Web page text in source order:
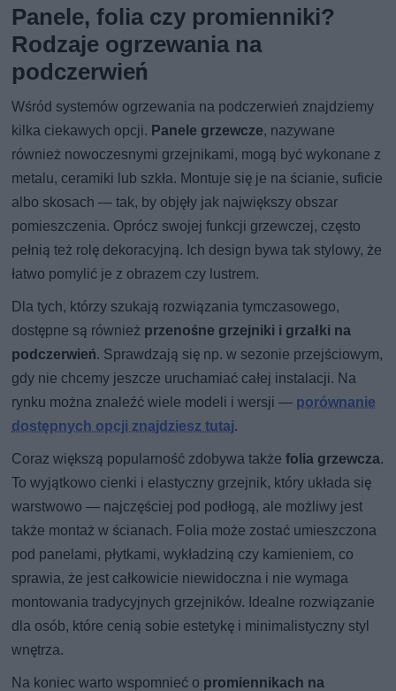
Panele, folia czy promienniki?
Rodzaje ogrzewania na
podczerwień
Wśród systemów ogrzewania na podczerwień znajdziemy
kilka ciekawych opcji. Panele grzewcze, nazywane
również nowoczesnymi grzejnikami, mogą być wykonane z
metalu, ceramiki lub szkła. Montuje się je na ścianie, suficie
albo skosach — tak, by objęły jak największy obszar
pomieszczenia. Oprócz swojej funkcji grzewczej, często
pełnią też rolę dekoracyjną. Ich design bywa tak stylowy, że
łatwo pomylić je z obrazem czy lustrem.
Dla tych, którzy szukają rozwiązania tymczasowego,
dostępne są również przenośne grzejniki i grzałki na
podczerwień. Sprawdzają się np. w sezonie przejściowym,
gdy nie chcemy jeszcze uruchamiać całej instalacji. Na
rynku można znaleźć wiele modeli i wersji — porównanie
dostępnych opcji znajdziesz tutaj.
Coraz większą popularność zdobywa takżefolia grzewcza.
To wyjątkowo cienki i elastyczny grzejnik, który układa się
warstwowo — najczęściej pod podłogą, ale możliwy jest
także montaż w ścianach. Folia może zostać umieszczona
pod panelami, płytkami, wykładziną czy kamieniem, co
sprawia, że jest całkowicie niewidoczna i nie wymaga
montowania tradycyjnych grzejników. Idealne rozwiązanie
dla osób, które cenią sobie estetykę i minimalistyczny styl
wnętrza.
Na koniec warto wspomnieć o promiennikach na